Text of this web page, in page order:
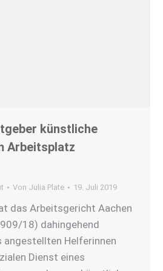
künstliche
Arbeitsplatz
Von Julia Plate 19. Juli 2019
das Arbeitsgericht Aachen
18) dahingehend
angestellten Helferinnen
Dienst eines